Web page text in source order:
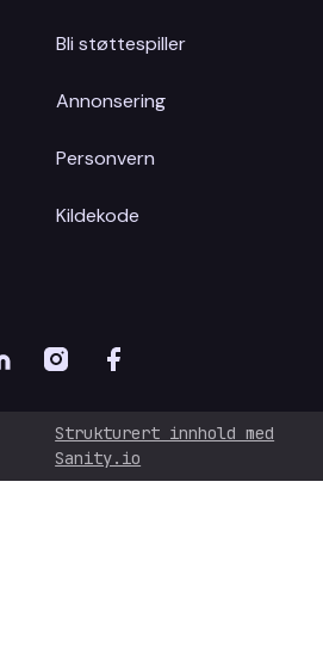
Bli støttespiller
Annonsering
Personvern
Kildekode
Strukturert innhold med
Sanity.io